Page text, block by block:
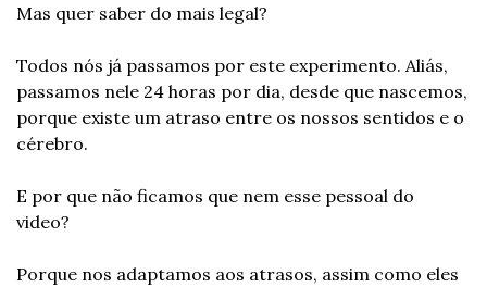
Mas quer saber do mais legal?
Todos nós já passamos por este experimento. Aliás,
passamos nele 24 horas por dia, desde que nascemos,
porque existe um atraso entre os nossos sentidos e o
cérebro.
E por que não ficamos que nem esse pessoal do
video?
Porque nos adaptamos aos atrasos, assim como eles